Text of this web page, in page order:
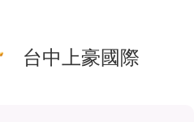
台中上豪國際